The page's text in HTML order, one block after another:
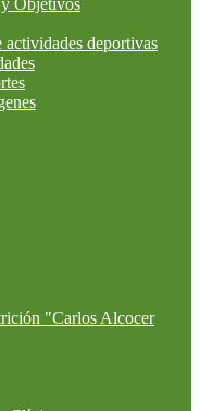
Objetivos
actividades deportivas
"Carlos Alcocer